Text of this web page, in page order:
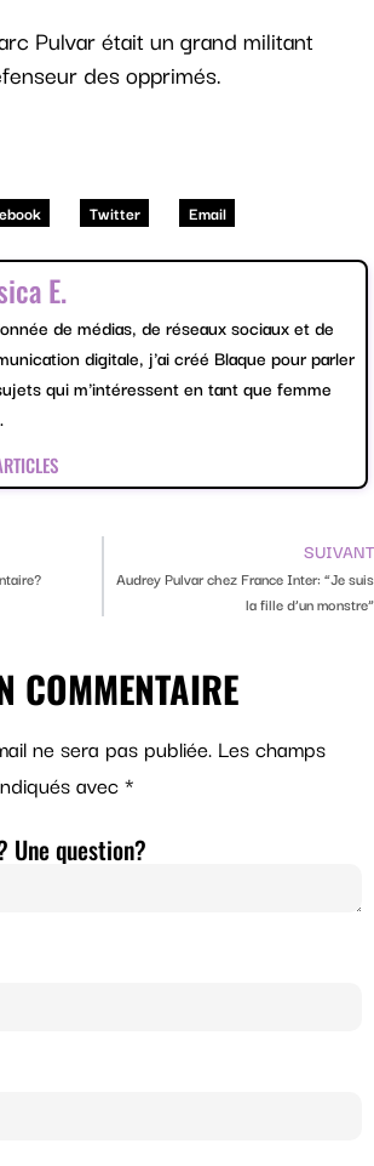
Pulvar était un grand militant
des opprimés.
Twitter Email
E.
de médias, de réseaux sociaux et de
digitale, j'ai créé Blaque pour parler
qui m'intéressent en tant que femme
SUIVANT
Audrey Pulvar chez France Inter: “Je suis
la fille d’un monstre”
COMMENTAIRE
ne sera pas publiée. Les champs
avec*
Une question?